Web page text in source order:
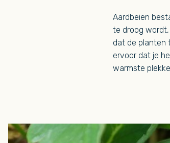
Aardbeien
te droog
dat de planten
ervoor dat je
warmste